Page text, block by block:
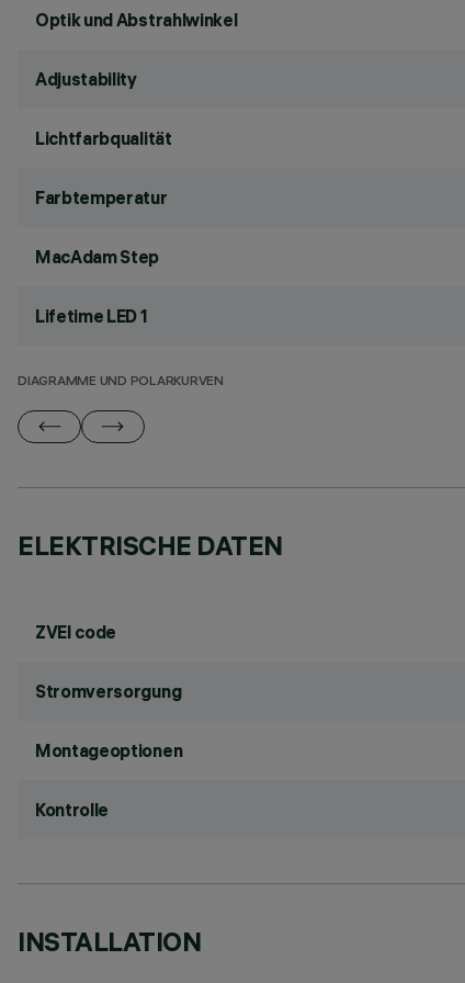
Optik und Abstrahlwinkel
Adjustability
Lichtfarbqualität
Farbtemperatur
MacAdam Step
Lifetime LED 1
DIAGRAMME UND POLARKURVEN
ELEKTRISCHE DATEN
ZVEI code
Stromversorgung
Montageoptionen
Kontrolle
INSTALLATION